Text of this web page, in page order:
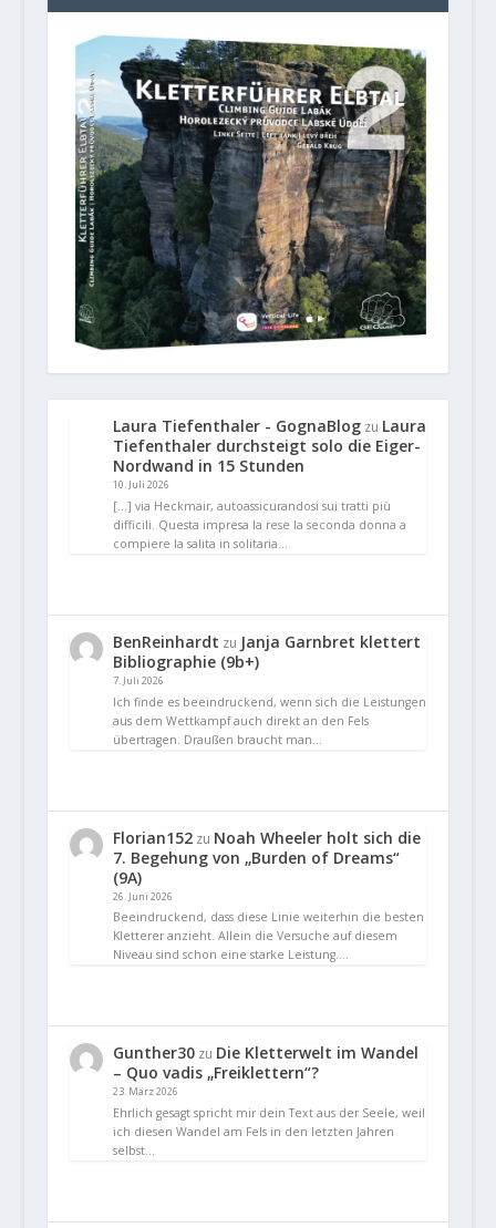
Laura Tiefenthaler - GognaBlogzu Laura
Tiefenthaler durchsteigt solo die Eiger-
Nordwand in 15 Stunden
10. Juli 2026
[…] via Heckmair, autoassicurandosi sui tratti più
difficili. Questa impresa la rese la seconda donna a
compiere la salita in solitaria…
BenReinhardt zu Janja Garnbret klettert
Bibliographie (9b+)
7. Juli 2026
Ich finde es beeindruckend, wenn sich die Leistungen
aus dem Wettkampf auch direkt an den Fels
übertragen. Draußen braucht man…
Florian152zu Noah Wheeler holt sich die
7. Begehung von „Burden of Dreams“
(9A)
26. Juni 2026
Beeindruckend, dass diese Linie weiterhin die besten
Kletterer anzieht. Allein die Versuche auf diesem
Niveau sind schon eine starke Leistung.…
Gunther30zu Die Kletterwelt im Wandel
– Quo vadis „Freiklettern“?
23. März 2026
Ehrlich gesagt spricht mir dein Text aus der Seele, weil
ich diesen Wandel am Fels in den letzten Jahren
selbst…